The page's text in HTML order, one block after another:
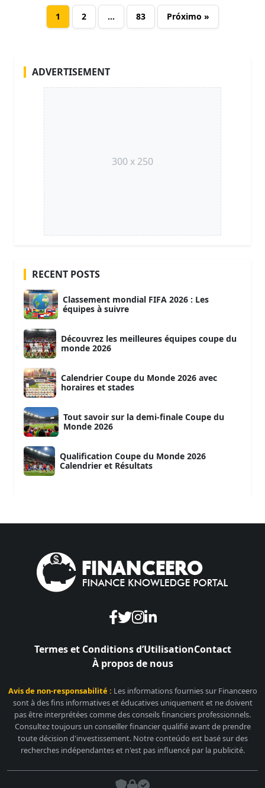
1 2 … 83 Próximo »
ADVERTISEMENT
300 x 250
RECENT POSTS
Classement mondial FIFA 2026 : Les
équipes à suivre
Découvrez les meilleures équipes coupe du
monde 2026
Calendrier Coupe du Monde 2026 avec
horaires et stades
Tout savoir sur la demi-finale Coupe du
Monde 2026
Qualification Coupe du Monde 2026
Calendrier et Résultats
Termes et Conditions d’UtilisationContact
À propos de nous
Avis de non-responsabilité : Les informations fournies sur Financeero
sont à des fins informatives et éducatives uniquement et ne doivent
pas être interprétées comme des conseils financiers professionnels.
Consultez toujours un conseiller financier qualifié avant de prendre
toute décision d'investissement. Notre conteúdo est basé sur des
recherches indépendantes et n'est pas influencé par la publicité.